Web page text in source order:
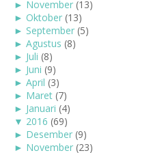
► November (13)
► Oktober (13)
► September (5)
► Agustus (8)
► Juli (8)
► Juni (9)
► April (3)
► Maret (7)
► Januari (4)
▼ 2016 (69)
► Desember (9)
► November (23)